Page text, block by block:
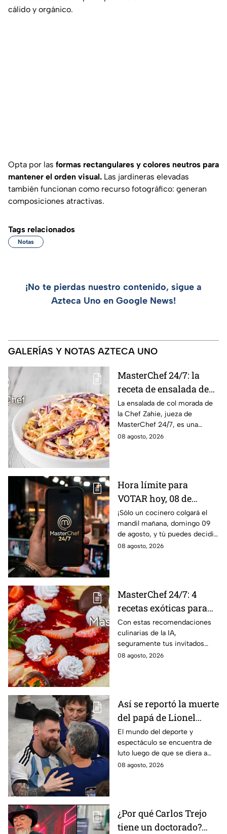
cálido y orgánico.
Opta por las formas rectangulares y colores neutros para
mantener el orden visual. Las jardineras elevadas
también funcionan como recurso fotográfico: generan
composiciones atractivas.
Tags relacionados
Notas
¡No te pierdas nuestro contenido, sigue a
Azteca Uno en Google News!
GALERÍAS Y NOTAS AZTECA UNO
MasterChef 24/7: la
receta de ensalada de
col morada de la Chef
Zahie, deliciosa y en
minutos
La ensalada de col morada de
la Chef Zahie, jueza de
MasterChef 24/7, es una
guarnición fresca, colorida y
08 agosto, 2026
Hora límite para
VOTAR hoy, 08 de
agosto, y salvar a tu
cocinero favorito de
MasterChef 24/7
¡Sólo un cocinero colgará el
mandil mañana, domingo 09
de agosto, y tú puedes decidir
quién continúa en la
08 agosto, 2026
MasterChef 24/7: 4
recetas exóticas para
pizzas dulces que le
darán un toque
sofisticado a tu mesa
Con estas recomendaciones
culinarias de la IA,
seguramente tus invitados
quedarán encantados a la hora
08 agosto, 2026
Así se reportó la muerte
del papá de Lionel
Messi en vivo; estos
son los detalles en
Venga La Alegría
El mundo del deporte y
espectáculo se encuentra de
luto luego de que se diera a
conocer el fallecimiento del
08 agosto, 2026
¿Por qué Carlos Trejo
tiene un doctorado?